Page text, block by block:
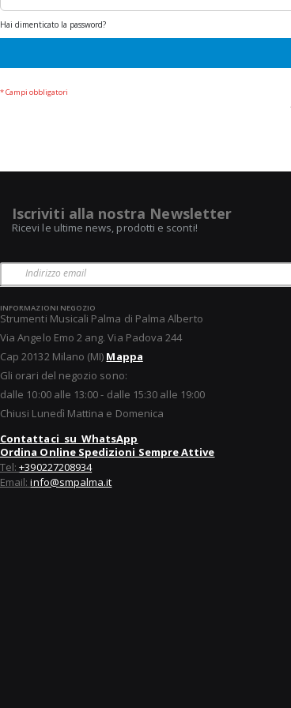
Hai dimenticato la password?
Iscriviti alla nostra Newsletter
Ricevi le ultime news, prodotti e sconti!
INFORMAZIONI NEGOZIO
Strumenti Musicali Palma di Palma Alberto
Via Angelo Emo 2 ang. Via Padova 244
Cap 20132 Milano (MI) Mappa
Gli orari del negozio sono:
dalle 10:00 alle 13:00 - dalle 15:30 alle 19:00
Chiusi Lunedì Mattina e Domenica
Contattaci su WhatsApp
Ordina Online Spedizioni Sempre Attive
Tel:+390227208934
Email:info@smpalma.it